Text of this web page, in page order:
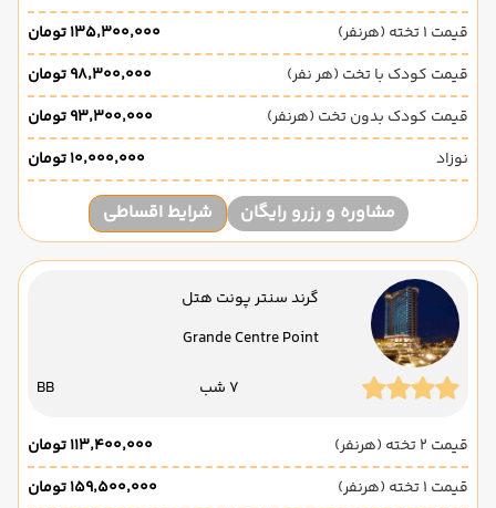
قیمت 1 تخته (هرنفر)
۱۳۵٬۳۰۰٬۰۰۰ تومان
قیمت کودک با تخت (هر نفر)
۹۸٬۳۰۰٬۰۰۰ تومان
قیمت کودک بدون تخت (هرنفر)
۹۳٬۳۰۰٬۰۰۰ تومان
نوزاد
۱۰٬۰۰۰٬۰۰۰ تومان
مشاوره و رزرو رایگان شرایط اقساطی
گرند سنتر پونت هتل
Grande Centre Point
7 شب BB
قیمت 2 تخته (هرنفر)
۱۱۳٬۴۰۰٬۰۰۰ تومان
قیمت 1 تخته (هرنفر)
۱۵۹٬۵۰۰٬۰۰۰ تومان